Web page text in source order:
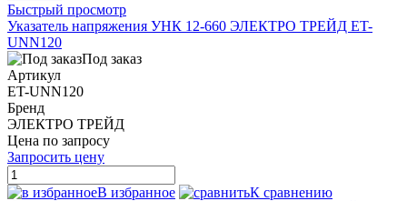
Быстрый просмотр
Указатель напряжения УНК 12-660 ЭЛЕКТРО ТРЕЙД ET-
UNN120
Под заказ
Артикул
ET-UNN120
Бренд
ЭЛЕКТРО ТРЕЙД
Цена по запросу
Запросить цену
В избранное К сравнению